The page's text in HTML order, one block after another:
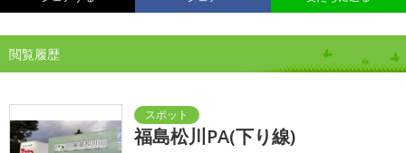
閲覧履歴
福島松川PA(下り線)